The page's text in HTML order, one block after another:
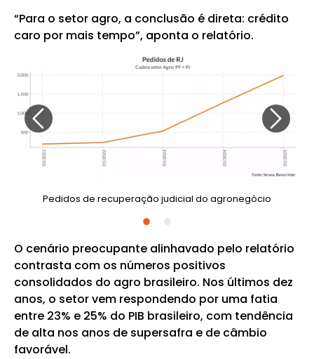
“Para o setor agro, a conclusão é direta: crédito
caro por mais tempo”, aponta o relatório.
Pedidos de recuperação judicial do agronegócio
O cenário preocupante alinhavado pelo relatório
contrasta com os números positivos
consolidados do agro brasileiro. Nos últimos dez
anos, o setor vem respondendo por uma fatia
entre 23% e 25% do PIB brasileiro, com tendência
de alta nos anos de supersafra e de câmbio
favorável.